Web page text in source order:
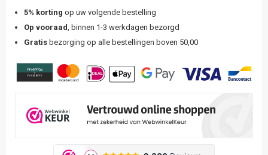
5% korting op uw volgende bestelling
Op vooraad
, binnen 1-3 werkdagen bezorgd
Gratis bezorging op alle bestellingen boven 50,00